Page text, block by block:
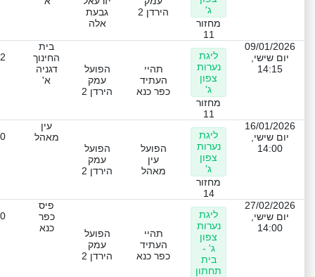
ג'
מחזור
11
הירדן 2
גבעת
אלה
09/01/2026
יום שישי,
14:15
ליגת
נערות
צפון
ג'
מחזור
11
תהיי
העתיד
כפר כנא
הפועל
עמק
הירדן 2
בית
החינוך
דגניה
א'
16/01/2026
יום שישי,
14:00
ליגת
נערות
צפון
ג'
מחזור
14
הפועל
עין
מאהל
הפועל
עמק
הירדן 2
עין
מאהל
27/02/2026
יום שישי,
14:00
ליגת
נערות
צפון
ג' -
בית
תחתון
תהיי
העתיד
כפר כנא
הפועל
עמק
הירדן 2
פיס
כפר
כנא